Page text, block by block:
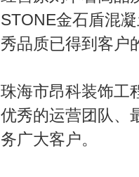
STONE金石盾混
秀品质已得到客户
珠海市昂科装饰工
优秀的运营团队、
务广大客户。